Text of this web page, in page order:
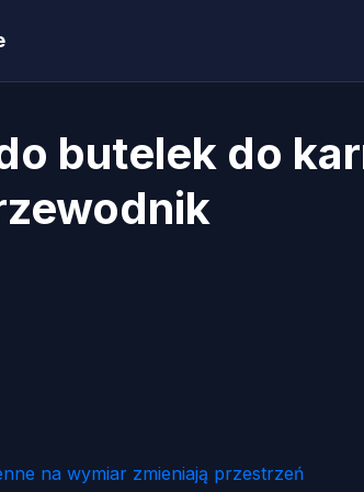
butelek do
na wymiar zmieniają przestrzeń